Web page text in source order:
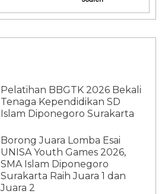
Pelatihan BBGTK 2026 Bekali
Tenaga Kependidikan SD
Islam Diponegoro Surakarta
Borong Juara Lomba Esai
UNISA Youth Games 2026,
SMA Islam Diponegoro
Surakarta Raih Juara 1 dan
Juara 2